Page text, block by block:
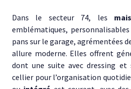
Dans le secteur 74, les
emblématiques,
pans sur le garage, agrémentées
allure moderne. Elles offrent
dont une suite avec dressing et
cellier pour l’organisation